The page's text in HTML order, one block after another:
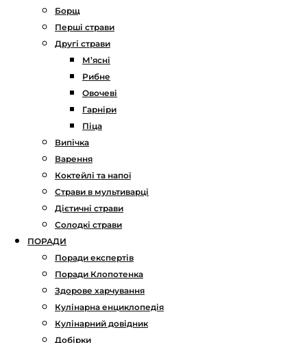
Борщ
Перші страви
Другі страви
М’ясні
Рибне
Овочеві
Гарніри
Піца
Випічка
Варення
Коктейлі та напої
Страви в мультиварці
Дієтичні страви
Солодкі страви
ПОРАДИ
Поради експертів
Поради Клопотенка
Здорове харчування
Кулінарна енциклопедія
Кулінарний довідник
Добірки